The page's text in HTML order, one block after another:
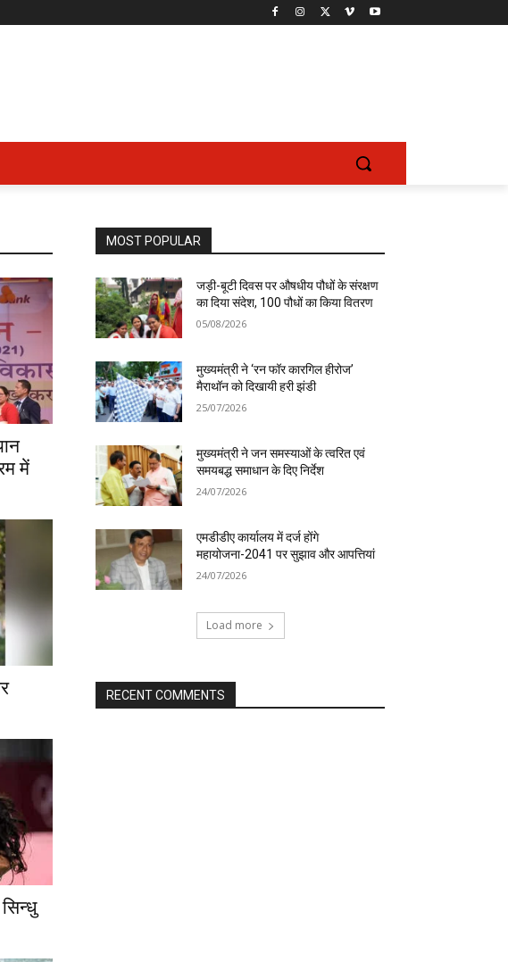
में
MOST POPULAR
जड़ी-बूटी दिवस पर औषधीय पौधों के संरक्षण
का दिया संदेश, 100 पौधों का किया वितरण
05/08/2026
मुख्यमंत्री ने ‘रन फॉर कारगिल हीरोज’
मैराथॉन को दिखायी हरी झंडी
25/07/2026
मुख्यमंत्री ने जन समस्याओं के त्वरित एवं
समयबद्ध समाधान के दिए निर्देश
24/07/2026
एमडीडीए कार्यालय में दर्ज होंगे
महायोजना-2041 पर सुझाव और आपत्तियां
24/07/2026
Load more
RECENT COMMENTS